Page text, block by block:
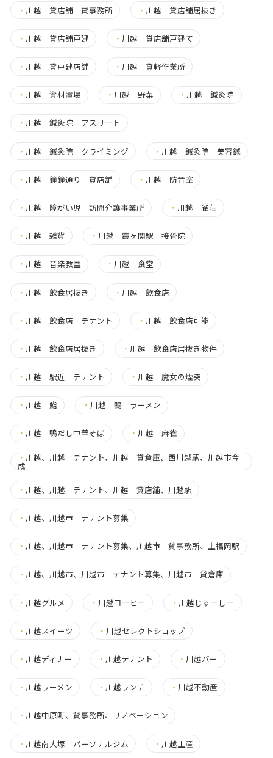
・ 川越 貸店舗 貸事務所 ・ 川越 貸店舗居抜き
・ 川越 貸店舗戸建 ・ 川越 貸店舗戸建て
・ 川越 貸戸建店舗 ・ 川越 貸軽作業所
・ 川越 資材置場 ・ 川越 野菜 ・ 川越 鍼灸院
・ 川越 鍼灸院 アスリート
・ 川越 鍼灸院 クライミング ・ 川越 鍼灸院 美容鍼
・ 川越 鐘鐘通り 貸店舗 ・ 川越 防音室
・ 川越 障がい児 訪問介護事業所 ・ 川越 雀荘
・ 川越 雑貨 ・ 川越 霞ヶ関駅 接骨院
・ 川越 音楽教室 ・ 川越 食堂
・ 川越 飲食居抜き ・ 川越 飲食店
・ 川越 飲食店 テナント ・ 川越 飲食店可能
・ 川越 飲食店居抜き ・ 川越 飲食店居抜き物件
・ 川越 駅近 テナント ・ 川越 魔女の煙突
・ 川越 鮨 ・ 川越 鴨 ラーメン
・ 川越 鴨だし中華そば ・ 川越 麻雀
・ 川越、川越 テナント、川越 貸倉庫、西川越駅、川越市今
成
・ 川越、川越 テナント、川越 貸店舗、川越駅
・ 川越、川越市 テナント募集
・ 川越、川越市 テナント募集、川越市 貸事務所、上福岡駅
・ 川越、川越市、川越市 テナント募集、川越市 貸倉庫
・ 川越グルメ ・ 川越コーヒー ・ 川越じゅーしー
・ 川越スイーツ ・ 川越セレクトショップ
・ 川越ディナー ・ 川越テナント ・ 川越バー
・ 川越ラーメン ・ 川越ランチ ・ 川越不動産
・ 川越中原町、貸事務所、リノベーション
・ 川越南大塚 パーソナルジム ・ 川越土産